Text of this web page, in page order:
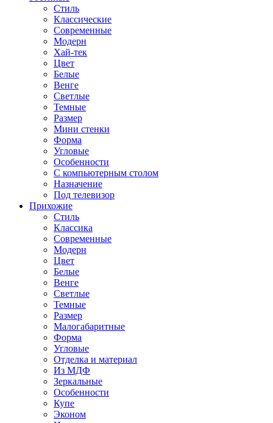
Стиль
Классические
Современные
Модерн
Хай-тек
Цвет
Белые
Венге
Светлые
Темные
Размер
Мини стенки
Форма
Угловые
Особенности
С компьютерным столом
Назначение
Под телевизор
Прихожие
Стиль
Классика
Современные
Модерн
Цвет
Белые
Венге
Светлые
Темные
Размер
Малогабаритные
Форма
Угловые
Отделка и материал
Из МДФ
Зеркальные
Особенности
Купе
Эконом